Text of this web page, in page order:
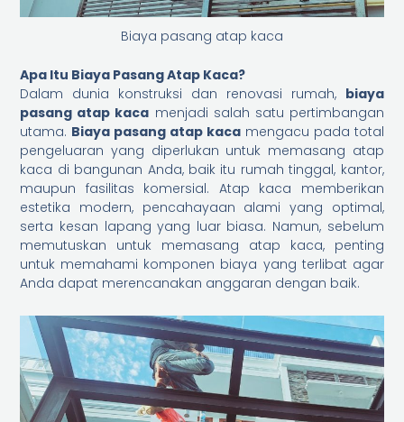
Biaya pasang atap kaca
Apa Itu Biaya Pasang Atap Kaca?
Dalam dunia konstruksi dan renovasi rumah, biaya
pasang atap kaca menjadi salah satu pertimbangan
utama. Biaya pasang atap kacamengacu pada total
pengeluaran yang diperlukan untuk memasang atap
kaca di bangunan Anda, baik itu rumah tinggal, kantor,
maupun fasilitas komersial. Atap kaca memberikan
estetika modern, pencahayaan alami yang optimal,
serta kesan lapang yang luar biasa. Namun, sebelum
memutuskan untuk memasang atap kaca, penting
untuk memahami komponen biaya yang terlibat agar
Anda dapat merencanakan anggaran dengan baik.